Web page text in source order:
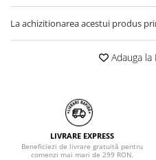
La achizitionarea acestui produs
Adauga la
LIVRARE EXPRESS
Beneficiezi de livrare gratuită pentru
comenzi mai mari de 299 RON.